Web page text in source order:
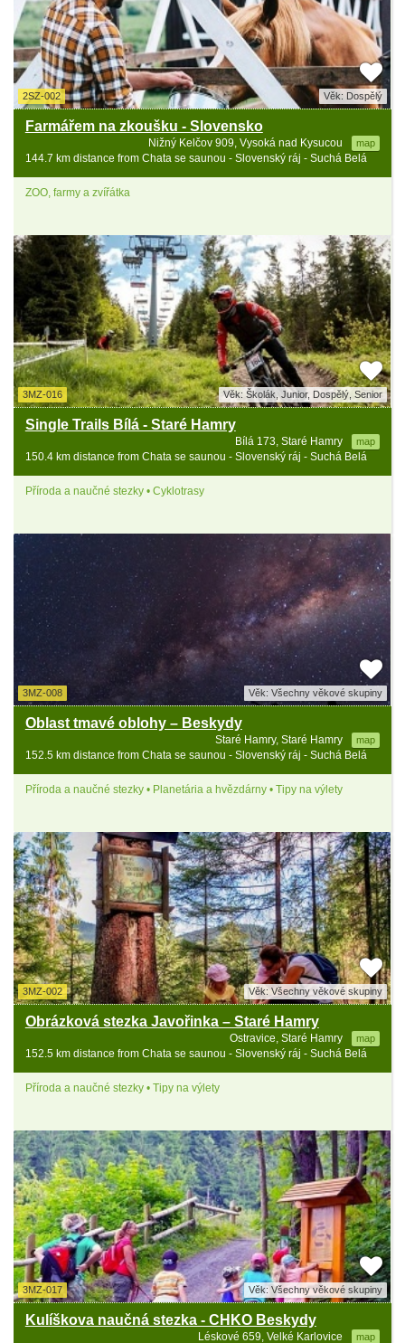
2SZ-002 Věk: Dospělý
Farmářem na zkoušku - Slovensko
Nižný Kelčov 909, Vysoká nad Kysucou map
144.7 km distance from Chata se saunou - Slovenský ráj - Suchá Belá
ZOO, farmy a zvířátka
3MZ-016 Věk: Školák, Junior, Dospělý, Senior
Single Trails Bílá - Staré Hamry
Bílá 173, Staré Hamry map
150.4 km distance from Chata se saunou - Slovenský ráj - Suchá Belá
Příroda a naučné stezky • Cyklotrasy
3MZ-008 Věk: Všechny věkové skupiny
Oblast tmavé oblohy – Beskydy
Staré Hamry, Staré Hamry map
152.5 km distance from Chata se saunou - Slovenský ráj - Suchá Belá
Příroda a naučné stezky • Planetária a hvězdárny • Tipy na výlety
3MZ-002 Věk: Všechny věkové skupiny
Obrázková stezka Javořinka – Staré Hamry
Ostravice, Staré Hamry map
152.5 km distance from Chata se saunou - Slovenský ráj - Suchá Belá
Příroda a naučné stezky • Tipy na výlety
3MZ-017 Věk: Všechny věkové skupiny
Kulíškova naučná stezka - CHKO Beskydy
Léskové 659, Velké Karlovice map